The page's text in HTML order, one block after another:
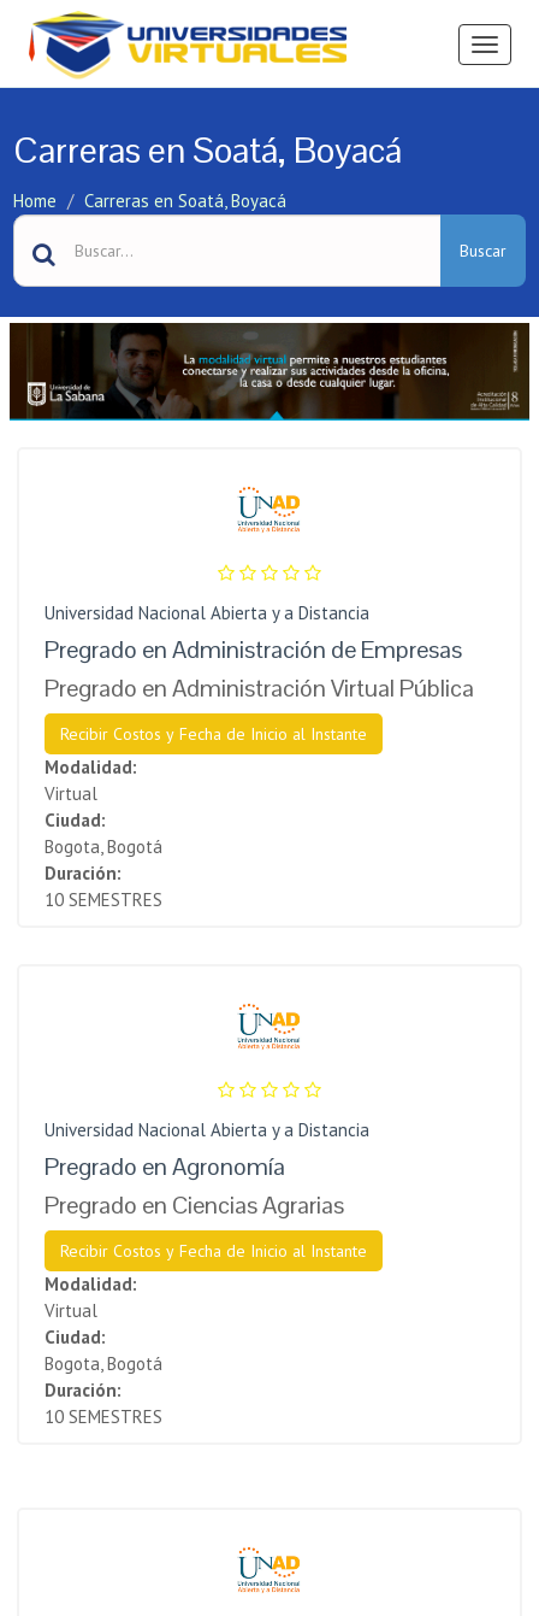
Ver
Carreras en Soatá, Boyacá
Home Carreras en Soatá, Boyacá
Buscar
Universidad Nacional Abierta y a Distancia
Pregrado en Administración de Empresas
Pregrado en Administración Virtual Pública
Recibir Costos y Fecha de Inicio al Instante
Modalidad:
Virtual
Ciudad:
Bogota, Bogotá
Duración:
10 SEMESTRES
Universidad Nacional Abierta y a Distancia
Pregrado en Agronomía
Pregrado en Ciencias Agrarias
Recibir Costos y Fecha de Inicio al Instante
Modalidad:
Virtual
Ciudad:
Bogota, Bogotá
Duración:
10 SEMESTRES